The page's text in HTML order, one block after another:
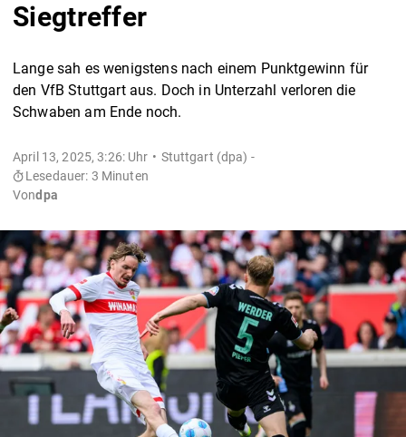
Siegtreffer
Lange sah es wenigstens nach einem Punktgewinn für
den VfB Stuttgart aus. Doch in Unterzahl verloren die
Schwaben am Ende noch.
April 13, 2025, 3:26: Uhr
Stuttgart (dpa) -
Lesedauer: 3 Minuten
Vondpa